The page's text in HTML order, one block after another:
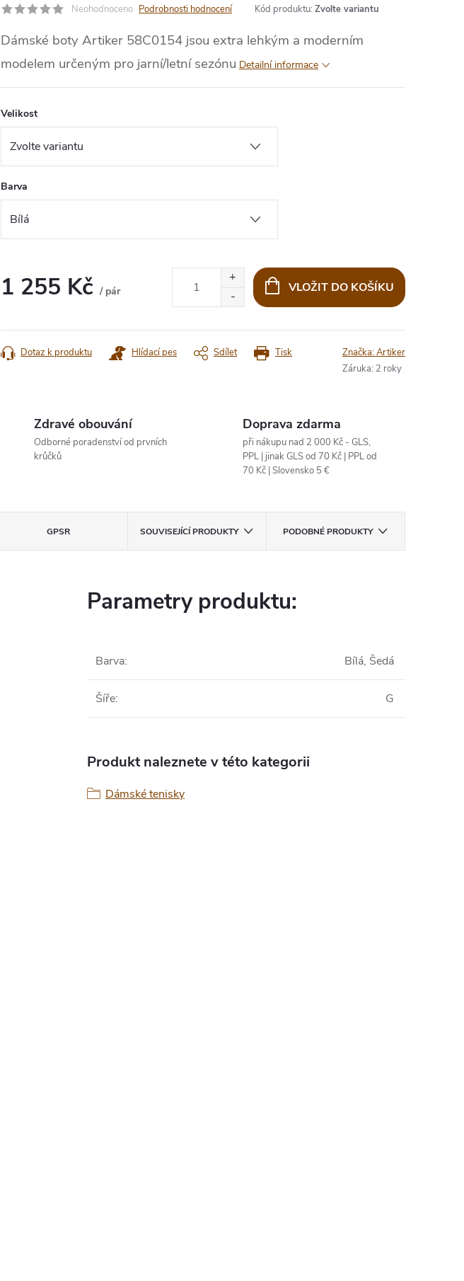
Neohodnoceno Podrobnosti hodnocení Kód produktu: Zvolte variantu
Dámské boty Artiker 58C0154 jsou extra lehkým a moderním
modelem určeným pro jarní/letní sezónu Detailní informace
Velikost
Barva
1 255 Kč / pár
VLOŽIT DO KOŠÍKU
Tisk
Dotaz k produktu Hlídací pes Sdílet Značka:Artiker
Záruka: 2 roky
Zdravé obouvání
Odborné poradenství od prvních
krůčků
Doprava zdarma
při nákupu nad 2 000 Kč - GLS,
PPL | jinak GLS od 70 Kč | PPL od
70 Kč | Slovensko 5 €
GPSR SOUVISEJÍCÍ PRODUKTY PODOBNÉ PRODUKTY
Parametry produktu:
Barva: Bílá, Šedá
Šíře: G
Produkt naleznete v této kategorii
Dámské tenisky